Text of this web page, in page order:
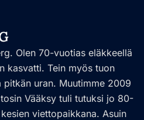
Olen 70-vuotias eläkkeellä
kasvatti. Tein myös tuon
uran. Muutimme 2009
Vääksy tuli tutuksi jo 80-
viettopaikkana. Asuin